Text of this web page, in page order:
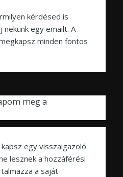
kérdésed is
egy emailt. A
minden fontos
meg a
egy visszaigazoló
lesznek a hozzáférési
a saját